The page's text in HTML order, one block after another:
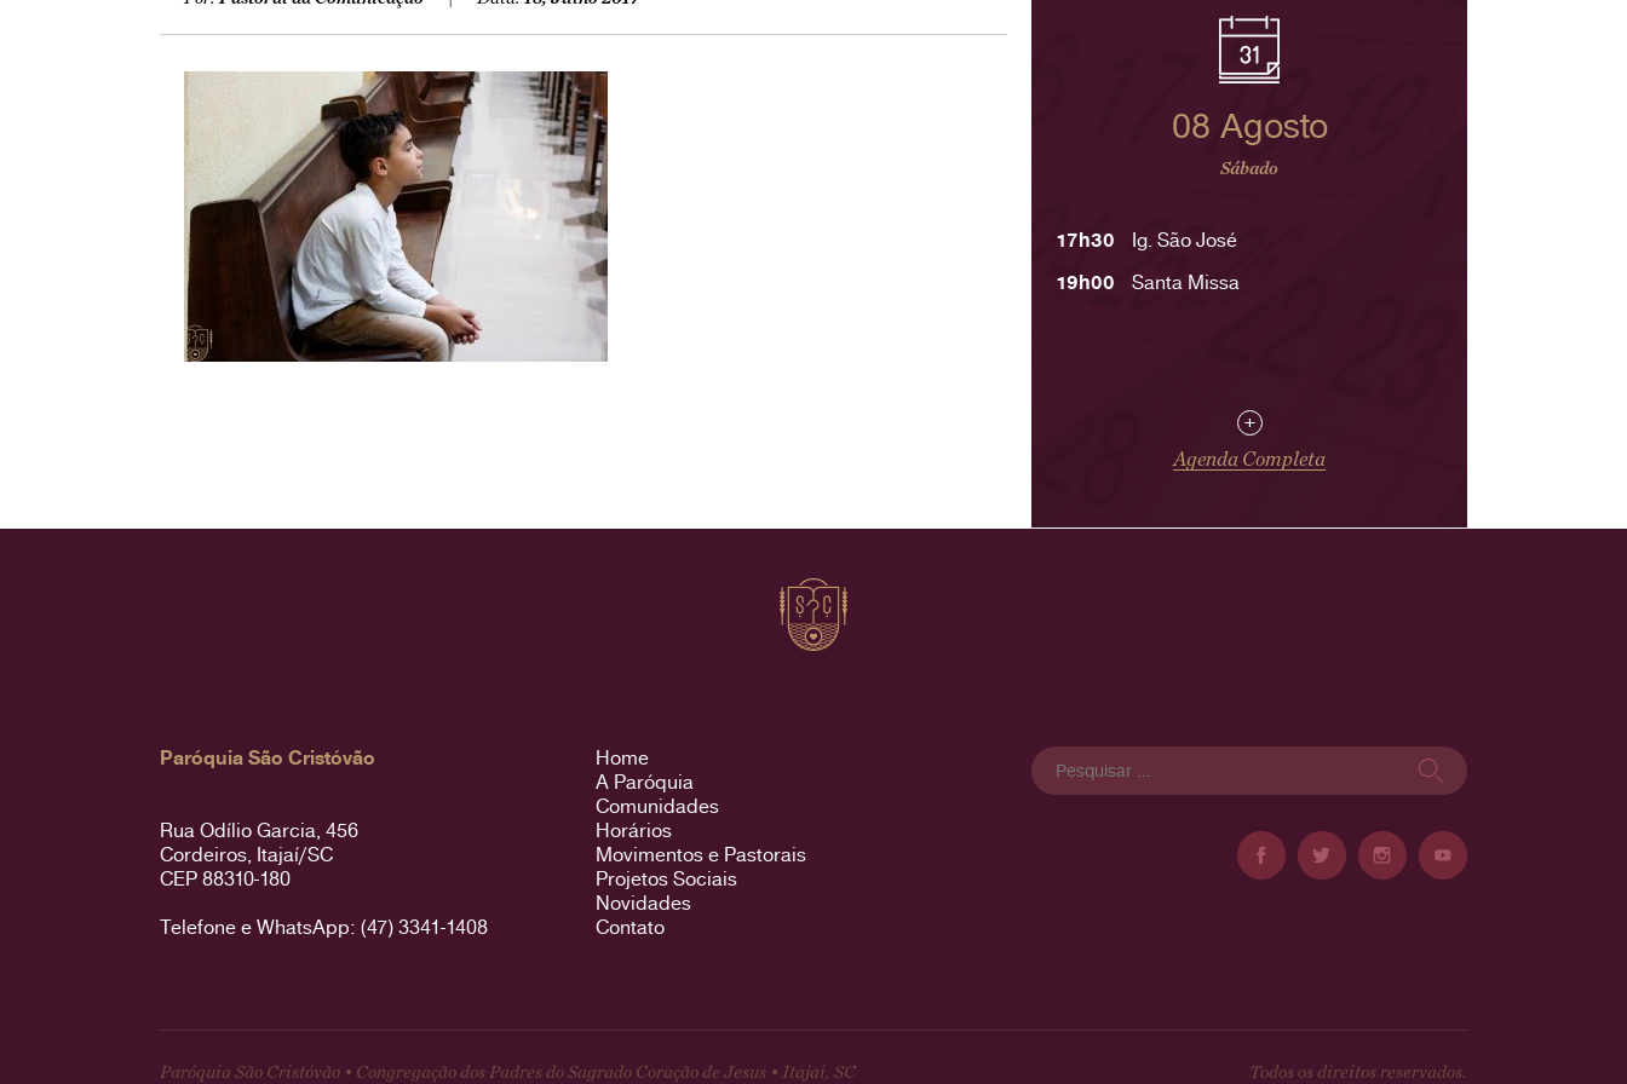
08 Agosto
Sábado
17h30
Ig. São José
19h00
Santa Missa
+
Agenda Completa
Paróquia São Cristóvão
Rua Odílio Garcia, 456
Cordeiros, Itajaí/SC
CEP 88310-180
Telefone e WhatsApp: (47) 3341-1408
Home
A Paróquia
Comunidades
Horários
Movimentos e Pastorais
Projetos Sociais
Novidades
Contato
Pesquisar
por:
Paróquia São Cristóvão • Congregação dos Padres do Sagrado Coração de Jesus • Itajaí, SC Todos os direitos reservados.